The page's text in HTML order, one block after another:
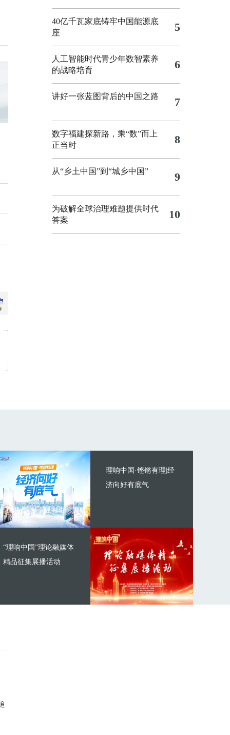
40亿千瓦家底铸牢中国能源底
座
5
人工智能时代青少年数智素养
的战略培育
6
讲好一张蓝图背后的中国之路 7
数字福建探新路，乘“数”而上
正当时
8
从“乡土中国”到“城乡中国” 9
为破解全球治理难题提供时代
答案
10
理响中国·铿锵有理|经
济向好有底气
“理响中国”理论融媒体
精品征集展播活动